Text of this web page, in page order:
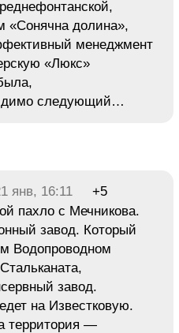
«Сонячна долина»,
менеджмент
«Люкс»
следующий…
янв, 16:11
+5
пахло с Мечникова.
завод. Который
Водопроводном
завод.
на Известковую.
территория —